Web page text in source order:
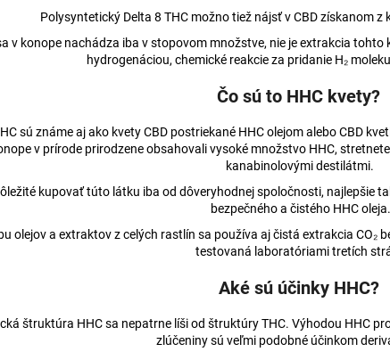
Polysyntetický Delta 8 THC možno tiež nájsť v CBD získanom z
v konope nachádza iba v stopovom množstve, nie je extrakcia
hydrogenáciou, chemické reakcie za pridanie H₂
Čo sú to HHC kvety?
sú známe aj ako kvety CBD postriekané HHC olejom alebo CBD
v prírode prirodzene obsahovali vysoké množstvo HHC,
kanabinolovými destilátmi.
kupovať túto látku iba od dôveryhodnej spoločnosti, najlepšie
bezpečného a čistého HHC oleja.
olejov a extraktov z celých rastlín sa používa aj čistá extrakcia CO₂
testovaná laboratóriami tretích
Aké sú účinky HHC?
štruktúra HHC sa nepatrne líši od štruktúry THC. Výhodou HHC
zlúčeniny sú veľmi podobné účinkom